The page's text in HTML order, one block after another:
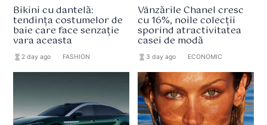
Bikini cu dantelă:
tendința costumelor de
baie care face senzație
vara aceasta
hourglass_full 2 day ago FASHION
Vânzările Chanel cresc
cu 16%, noile colecții
sporind atractivitatea
casei de modă
hourglass_full 3 day ago ECONOMIC